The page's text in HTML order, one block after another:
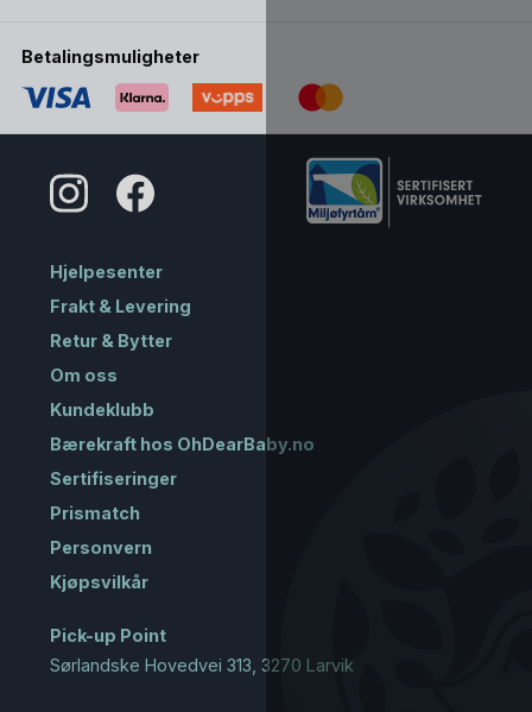
Betalingsmuligheter
Hjelpesenter
Frakt & Levering
Retur & Bytter
Om oss
Kundeklubb
Bærekraft hos OhDearBaby.no
Sertifiseringer
Prismatch
Personvern
Kjøpsvilkår
Pick-up Point
Sørlandske Hovedvei 313, 3270 Larvik